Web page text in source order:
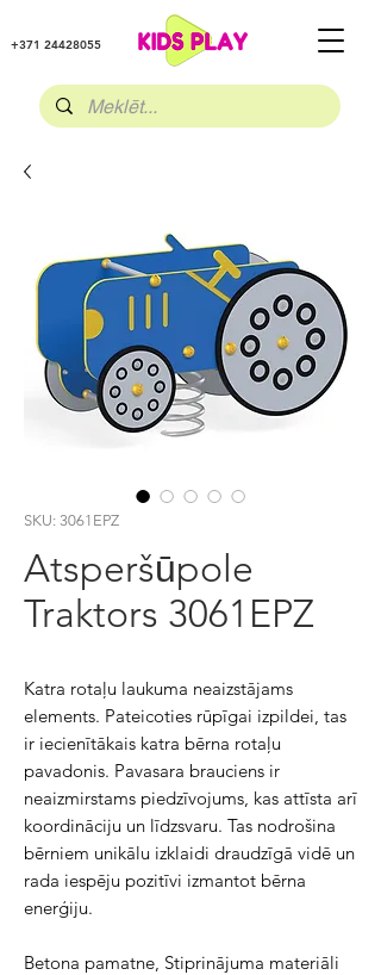
+371 24428055
SKU: 3061EPZ
Atsperšūpole
Traktors 3061EPZ
Katra rotaļu laukuma neaizstājams
elements. Pateicoties rūpīgai izpildei, tas
ir iecienītākais katra bērna rotaļu
pavadonis. Pavasara brauciens ir
neaizmirstams piedzīvojums, kas attīsta arī
koordināciju un līdzsvaru. Tas nodrošina
bērniem unikālu izklaidi draudzīgā vidē un
rada iespēju pozitīvi izmantot bērna
enerģiju.
Betona pamatne, Stiprinājuma materiāli